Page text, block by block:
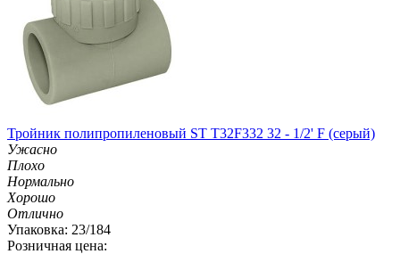
Тройник полипропиленовый ST T32F332 32 - 1/2' F (серый)
Ужасно
Плохо
Нормально
Хорошо
Отлично
Упаковка: 23/184
Розничная цена: